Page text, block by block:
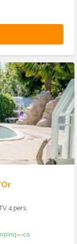
4 pers.